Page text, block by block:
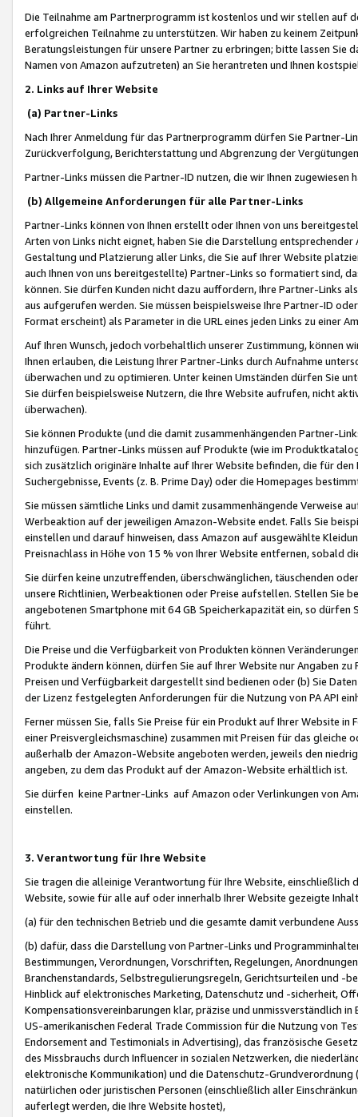
Die Teilnahme am Partnerprogramm ist kostenlos und wir stellen auf
erfolgreichen Teilnahme zu unterstützen. Wir haben zu keinem
Beratungsleistungen für unsere Partner zu erbringen; bitte lassen Sie
Namen von Amazon aufzutreten) an Sie herantreten und Ihnen
2. Links auf Ihrer Website
(a) Partner-Links
Nach Ihrer Anmeldung für das Partnerprogramm dürfen Sie Partner-
Zurückverfolgung, Berichterstattung und Abgrenzung der
Partner-Links müssen die Partner-ID nutzen, die wir Ihnen zugewiesen
(b) Allgemeine Anforderungen für alle Partner-Links
Partner-Links können von Ihnen erstellt oder Ihnen von uns
Arten von Links nicht eignet, haben Sie die Darstellung
Gestaltung und Platzierung aller Links, die Sie auf Ihrer Website
auch Ihnen von uns bereitgestellte) Partner-Links so formatiert sind,
können. Sie dürfen Kunden nicht dazu auffordern, Ihre Partner-Links
aus aufgerufen werden. Sie müssen beispielsweise Ihre Partner-ID
Format erscheint) als Parameter in die URL eines jeden Links zu einer
Auf Ihren Wunsch, jedoch vorbehaltlich unserer Zustimmung, können
Ihnen erlauben, die Leistung Ihrer Partner-Links durch Aufnahme
überwachen und zu optimieren. Unter keinen Umständen dürfen Sie
Sie dürfen beispielsweise Nutzern, die Ihre Website aufrufen, nicht
überwachen).
Sie können Produkte (und die damit zusammenhängenden Partner-
hinzufügen. Partner-Links müssen auf Produkte (wie im
sich zusätzlich originäre Inhalte auf Ihrer Website befinden, die für
Suchergebnisse, Events (z. B. Prime Day) oder die Homepages
Sie müssen sämtliche Links und damit zusammenhängende
Werbeaktion auf der jeweiligen Amazon-Website endet. Falls Sie
einstellen und darauf hinweisen, dass Amazon auf ausgewählte
Preisnachlass in Höhe von 15 % von Ihrer Website entfernen, sobald
Sie dürfen keine unzutreffenden, überschwänglichen, täuschenden
unsere Richtlinien, Werbeaktionen oder Preise aufstellen. Stellen Sie
angebotenen Smartphone mit 64 GB Speicherkapazität ein, so dürfen
führt.
Die Preise und die Verfügbarkeit von Produkten können
Produkte ändern können, dürfen Sie auf Ihrer Website nur Angaben
Preisen und Verfügbarkeit dargestellt sind bedienen oder (b) Sie
der Lizenz festgelegten Anforderungen für die Nutzung von PA API
Ferner müssen Sie, falls Sie Preise für ein Produkt auf Ihrer Website
einer Preisvergleichsmaschine) zusammen mit Preisen für das
außerhalb der Amazon-Website angeboten werden, jeweils den
angeben, zu dem das Produkt auf der Amazon-Website erhältlich ist.
Sie dürfen keine Partner-Links auf Amazon oder Verlinkungen von
einstellen.
3. Verantwortung für Ihre Website
Sie tragen die alleinige Verantwortung für Ihre Website,
Website, sowie für alle auf oder innerhalb Ihrer Website gezeigte
(a) für den technischen Betrieb und die gesamte damit verbundene
(b) dafür, dass die Darstellung von Partner-Links und
Bestimmungen, Verordnungen, Vorschriften, Regelungen,
Branchenstandards, Selbstregulierungsregeln, Gerichtsurteilen und -
Hinblick auf elektronisches Marketing, Datenschutz und -sicherheit,
Kompensationsvereinbarungen klar, präzise und unmissverständlich
US-amerikanischen Federal Trade Commission für die Nutzung von
Endorsement and Testimonials in Advertising), das französische
des Missbrauchs durch Influencer in sozialen Netzwerken, die
elektronische Kommunikation) und die Datenschutz-
natürlichen oder juristischen Personen (einschließlich aller
auferlegt werden, die Ihre Website hostet),